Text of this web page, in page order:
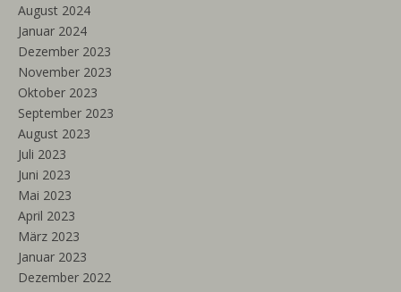
August 2024
Januar 2024
Dezember 2023
November 2023
Oktober 2023
September 2023
August 2023
Juli 2023
Juni 2023
Mai 2023
April 2023
März 2023
Januar 2023
Dezember 2022